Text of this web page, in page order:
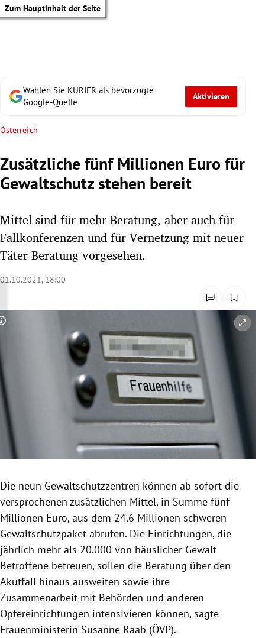
Zum Hauptinhalt der Seite
Untermenü
Untermenü
Untermenü
Untermenü
Untermenü
Untermenü
Untermenü
Untermenü
Wählen Sie KURIER als bevorzugte
Google-Quelle
Aktivieren
Österreich
Zusätzliche fünf Millionen Euro für
Gewaltschutz stehen bereit
Mittel sind für mehr Beratung, aber auch für
Fallkonferenzen und für Vernetzung mit neuer
Täter-Beratung vorgesehen.
01.10.2021, 18:00
Copyright-Hinweis öffnen/schließen
Die neun Gewaltschutzzentren können ab sofort die
versprochenen zusätzlichen Mittel, in Summe fünf
Millionen Euro, aus dem 24,6 Millionen schweren
Gewaltschutzpaket abrufen. Die Einrichtungen, die
jährlich mehr als 20.000 von häuslicher Gewalt
Betroffene betreuen, sollen die Beratung über den
Akutfall hinaus ausweiten sowie ihre
Zusammenarbeit mit Behörden und anderen
Opfereinrichtungen intensivieren können, sagte
Frauenministerin Susanne Raab (ÖVP).